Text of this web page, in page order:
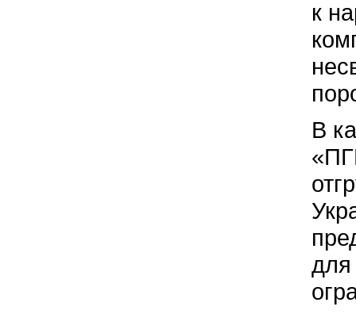
к
В
для